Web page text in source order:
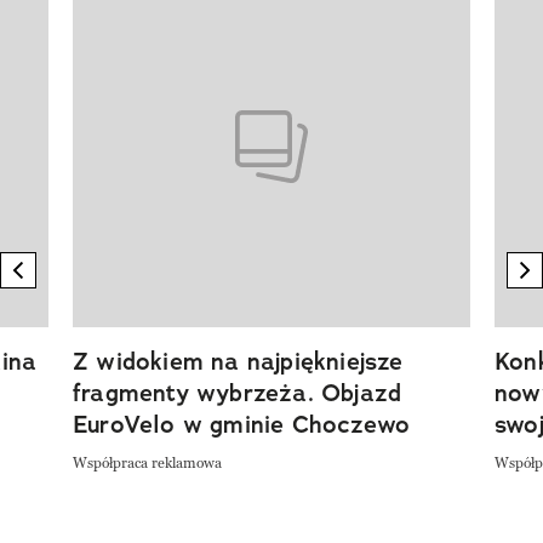
previous element
Z widokiem na najpiękniejsze
fragmenty wybrzeża. Objazd
EuroVelo w gminie Choczewo
Współpraca reklamowa